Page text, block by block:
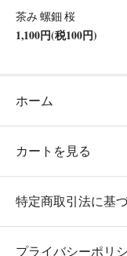
茶み 螺鈿 桜
1,100円(税100円)
ホーム
カートを見る
特定商取引法に基
プライバシーポリ